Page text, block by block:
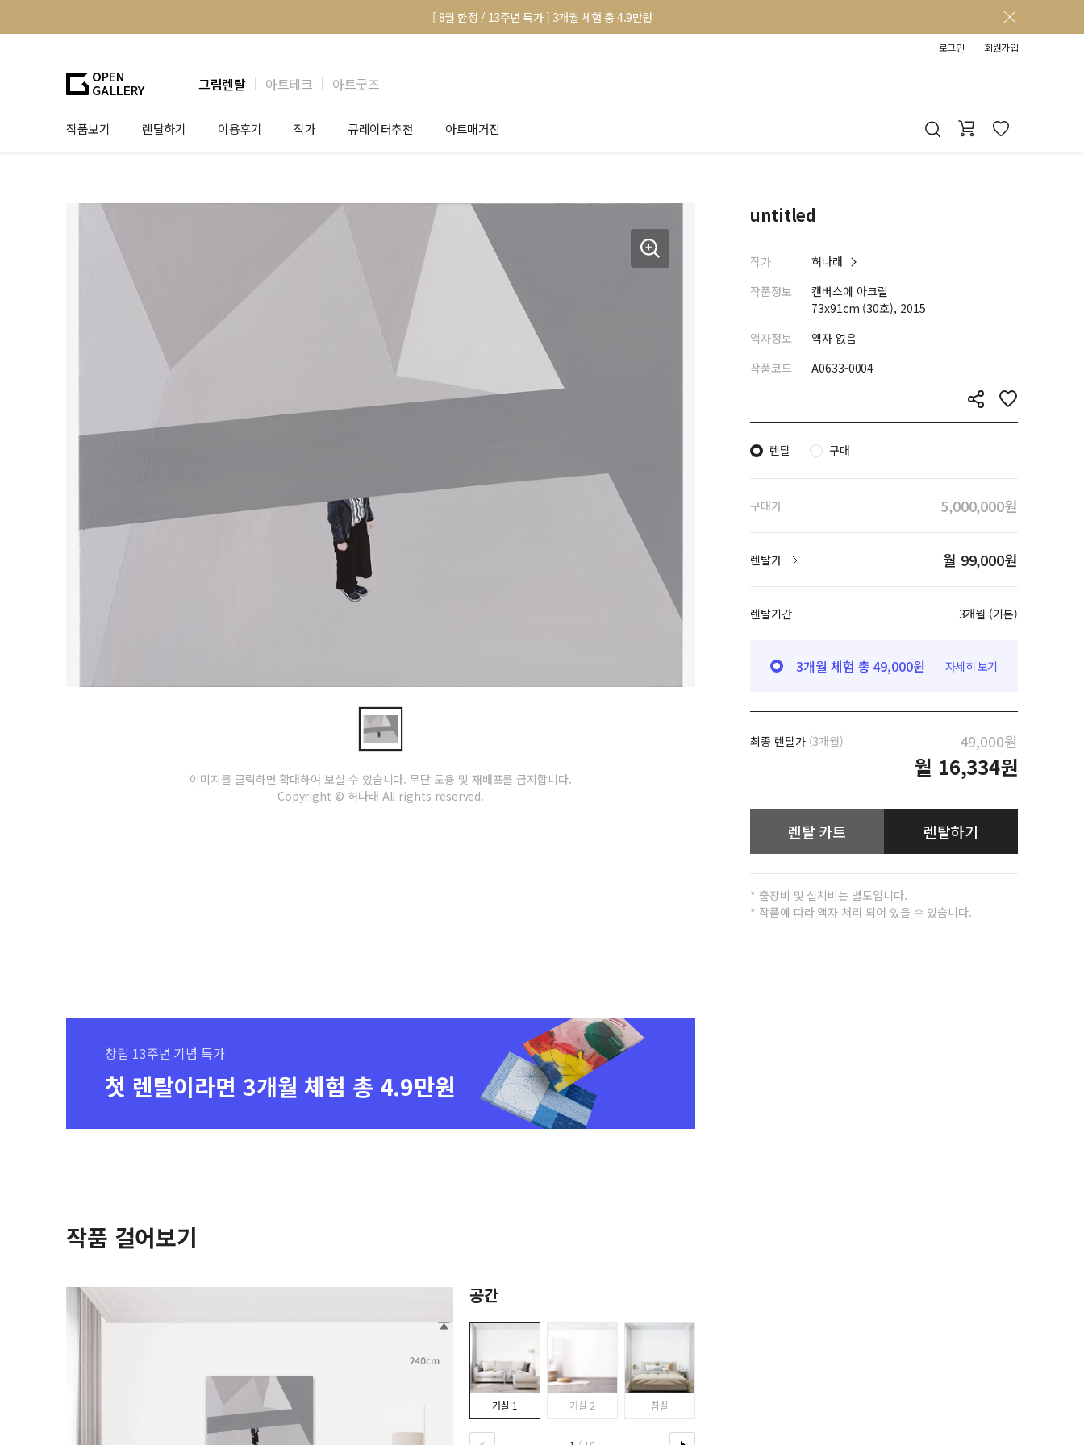
[ 8월 한정 / 13주년 특가 ] 3개월 체험 총 4.9만원
로그인 회원가입
그림렌탈 아트테크 아트굿즈
작품보기 렌탈하기
법인상담
이용후기
법인 고객
작가
작가공모
큐레이터추천
작품선택 Tip
테마별 추천
아트매거진
미술 이야기
아트 딕셔너리
이미지를 클릭하면 확대하여 보실 수 있습니다. 무단 도용 및 재배포를 금지합니다.
Copyright © 허나래 All rights reserved.
untitled
작가
허나래
작품정보
캔버스에 아크릴
73x91cm (30호), 2015
액자정보
액자 없음
작품코드
A0633-0004
렌탈 구매
구매가 5,000,000원
렌탈가 월 99,000원
렌탈기간 3개월 (기본)
3개월 체험 총 49,000원 자세히 보기
최종 렌탈가(3개월) 49,000원
월 16,334원
렌탈 카트 렌탈하기
* 출장비 및 설치비는 별도입니다.
* 작품에 따라 액자 처리 되어 있을 수 있습니다.
창립 13주년 기념 특가
첫 렌탈이라면 3개월 체험 총 4.9만원
작품 걸어보기
공간
거실 1 거실 2 침실